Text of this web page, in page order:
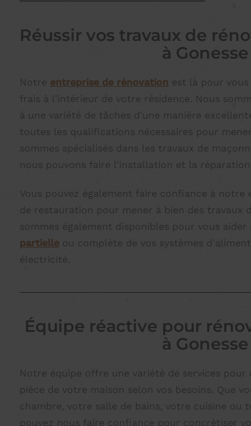
Réussir vos travaux de
à Gonesse
Notre entreprise de rénovation est là pour
frais à l'intérieur de votre résidence. Nous
à une variété de tâches d'une manière
toutes les qualifications nécessaires pour
sommes spécialisés dans les travaux de
nous pouvons faire l'installation et la réparation
Vous pouvez également faire confiance à
de restauration pour mener à bien des travaux
sommes également disponibles pour vous aider
partielle ou complète de vos systèmes
électricité.
Équipe réactive pour
à Gonesse
Notre équipe offre une variété de services
pièce de votre maison selon vos besoins. Que
chambre, votre salle de bains, votre cuisine ou
pouvez nous faire confiance pour concrétiser